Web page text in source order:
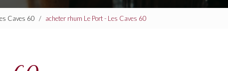
Caves 60 acheter rhum Le Port - Les Caves 60